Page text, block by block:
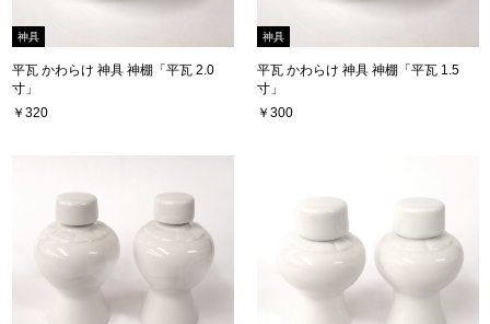
神具
平瓦 かわらけ 神具 神棚「平瓦 2.0
寸」
￥320
神具
平瓦 かわらけ 神具 神棚「平瓦 1.5
寸」
￥300